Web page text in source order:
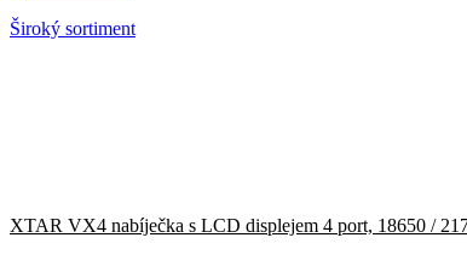
Široký sortiment
XTAR VX4 nabíječka s LCD displejem 4 port, 18650 /